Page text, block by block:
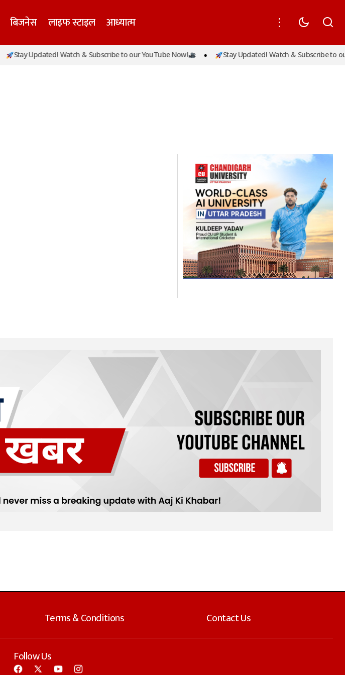
बिजनेस लाइफ स्टाइल आध्यात्म
Stay Updated! Watch & Subscribe to our YouTube Now! Stay Updated! Watch & Subscribe to our
Terms & Conditions Contact Us
Follow Us